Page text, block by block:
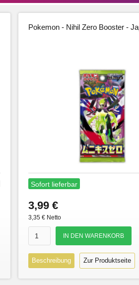
Pokemon - Nihil Zero Booster -
Sofort lieferbar
3,99 €
3,35 € Netto
Beschreibung Zur Produktseite